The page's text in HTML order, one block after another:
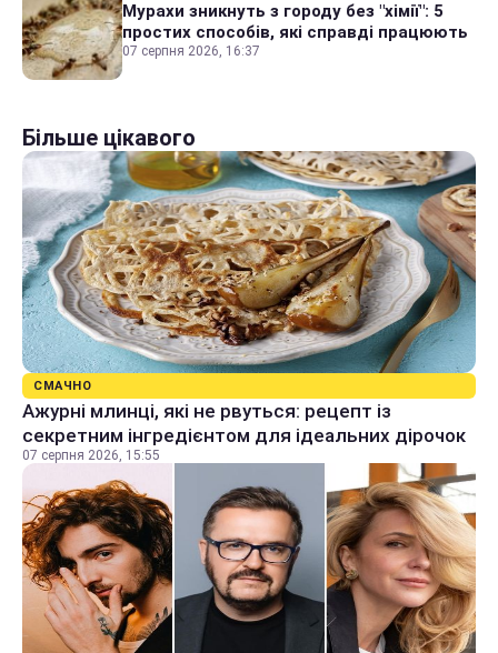
Мурахи зникнуть з городу без "хімії": 5
простих способів, які справді працюють
07 серпня 2026, 16:37
Більше цікавого
СМАЧНО
Ажурні млинці, які не рвуться: рецепт із
секретним інгредієнтом для ідеальних дірочок
07 серпня 2026, 15:55